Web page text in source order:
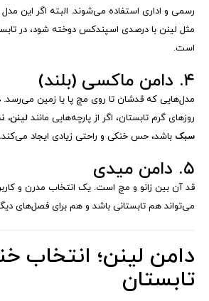
رسمی و اداری استفاده می‌شوند. البته اگر این
مثل لینن با درصدی اسپندکس دوخته شود، در
است.
۴. دامن ماکسی (بلند)
مدل‌هایی که قدشان تا روی مچ پا یا زمین می‌رسد.
روزهای گرم تابستان، اگر از پارچه‌هایی مانند لینن،
سبک باشد، حس خنکی و راحتی زیادی ایجاد می‌کند.
۵. دامن میدی
قد آن بین زانو و مچ است. یک انتخاب مدرن و
می‌تواند هم تابستانی باشد و هم برای فصل‌های
دامن لینن؛ انتخاب
تابستان